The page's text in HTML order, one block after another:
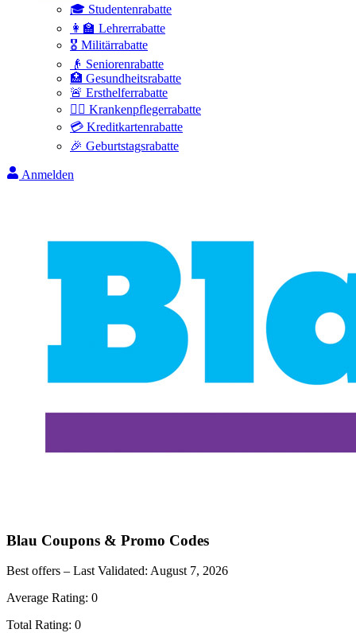
🎓 Studentenrabatte
👩‍🏫 Lehrerrabatte
🎖️ Militärrabatte
👴 Seniorenrabatte
🏥 Gesundheitsrabatte
🚨 Ersthelferrabatte
👩‍⚕️ Krankenpflegerrabatte
💳 Kreditkartenrabatte
🎉 Geburtstagsrabatte
Anmelden
Blau Coupons & Promo Codes
Best offers – Last Validated: August 7, 2026
Average Rating: 0
Total Rating: 0